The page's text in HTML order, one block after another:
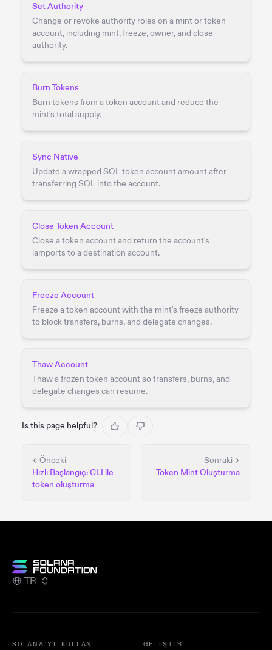
Set Authority
Change or revoke authority roles on a mint or token
account, including mint, freeze, owner, and close
authority.
Burn Tokens
Burn tokens from a token account and reduce the
mint's total supply.
Sync Native
Update a wrapped SOL token account amount after
transferring SOL into the account.
Close Token Account
Close a token account and return the account's
lamports to a destination account.
Freeze Account
Freeze a token account with the mint's freeze authority
to block transfers, burns, and delegate changes.
Thaw Account
Thaw a frozen token account so transfers, burns, and
delegate changes can resume.
Is this page helpful?
Önceki
Hızlı Başlangıç: CLI ile
token oluşturma
Sonraki
Token Mint Oluşturma
TR
SOLANA'YI KULLAN GELIŞTIR